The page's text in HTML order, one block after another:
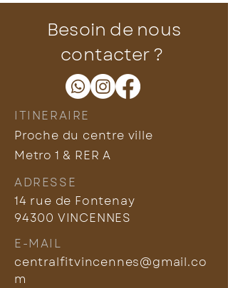
Besoin de nous
contacter ?
ITINERAIRE
Proche du centre ville
Metro 1 & RER A
ADRESSE
14 rue de Fontenay
94300 VINCENNES
E-MAIL
centralfitvincennes@gmail.co
m